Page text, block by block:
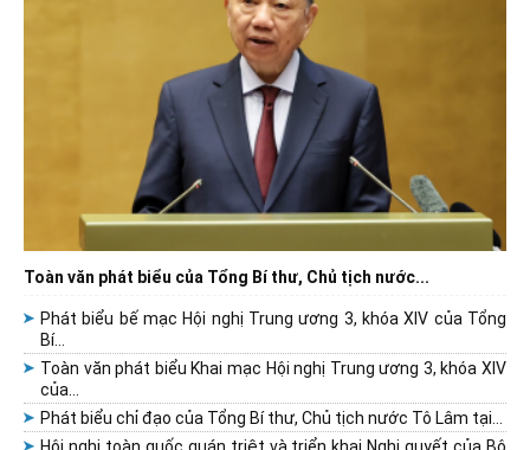
Toàn văn phát biểu của Tổng Bí thư, Chủ tịch nước...
Phát biểu bế mạc Hội nghị Trung ương 3, khóa XIV của Tổng
Bí...
Toàn văn phát biểu Khai mạc Hội nghị Trung ương 3, khóa XIV
của...
Phát biểu chỉ đạo của Tổng Bí thư, Chủ tịch nước Tô Lâm tại...
Hội nghị toàn quốc quán triệt và triển khai Nghị quyết của Bộ